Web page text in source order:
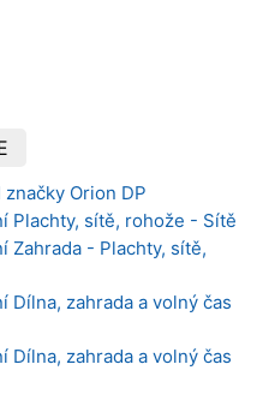
Orion DP
Plachty, sítě, rohože - Sítě
Zahrada - Plachty, sítě,
Dílna, zahrada a volný čas
Dílna, zahrada a volný čas